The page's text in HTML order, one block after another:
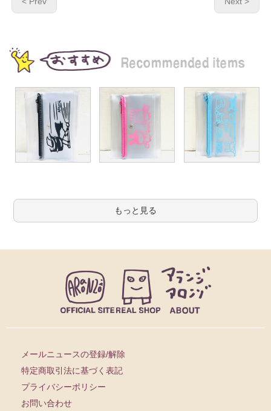
もっと見る
メールニュースの登録/解除
特定商取引法に基づく表記
プライバシーポリシー
お問い合わせ